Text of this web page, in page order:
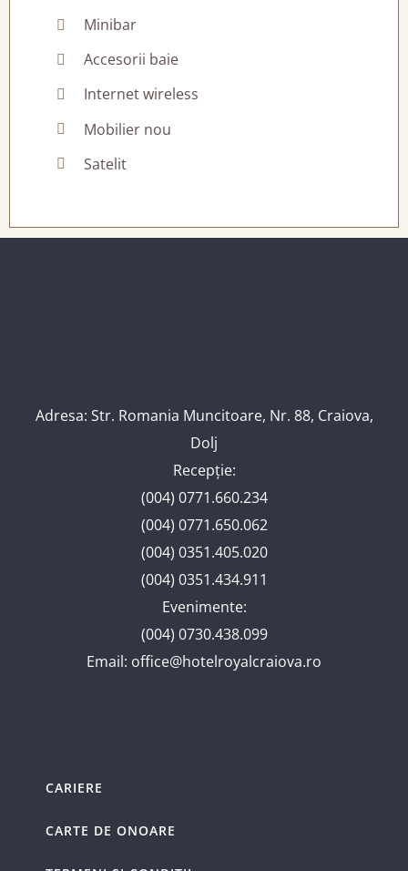
Minibar
Accesorii baie
Internet wireless
Mobilier nou
Satelit
Adresa: Str. Romania Muncitoare, Nr. 88, Craiova,
Dolj
Recepție:
(004) 0771.660.234
(004) 0771.650.062
(004) 0351.405.020
(004) 0351.434.911
Evenimente:
(004) 0730.438.099
Email: office@hotelroyalcraiova.ro
CARIERE
CARTE DE ONOARE